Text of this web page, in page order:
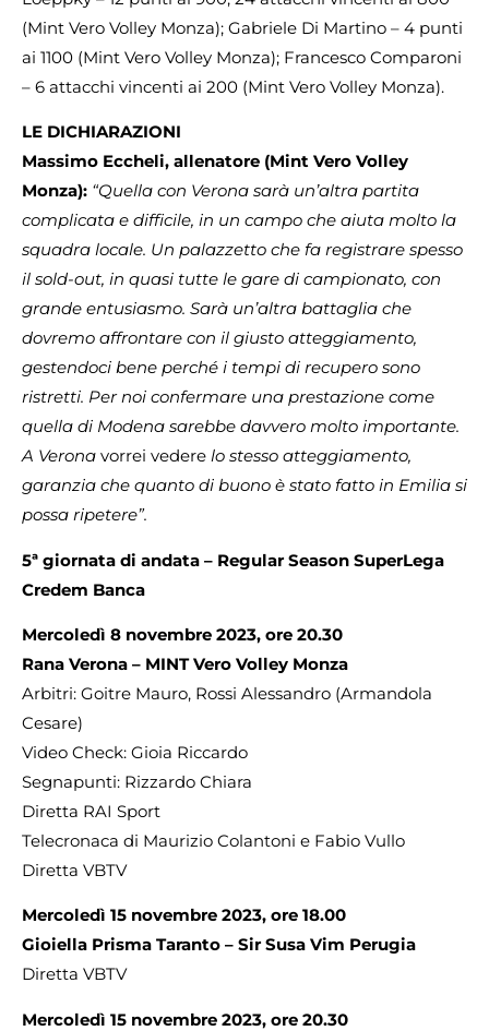
(Mint Vero Volley Monza); Gabriele Di Martino – 4 punti
ai 1100 (Mint Vero Volley Monza); Francesco Comparoni
– 6 attacchi vincenti ai 200 (Mint Vero Volley Monza).
LE DICHIARAZIONI
Massimo Eccheli, allenatore (Mint Vero Volley
Monza): “Quella con Verona sarà un’altra partita
complicata e difficile, in un campo che aiuta molto la
squadra locale. Un palazzetto che fa registrare spesso
il sold-out, in quasi tutte le gare di campionato, con
grande entusiasmo. Sarà un’altra battaglia che
dovremo affrontare con il giusto atteggiamento,
gestendoci bene perché i tempi di recupero sono
ristretti. Per noi confermare una prestazione come
quella di Modena sarebbe davvero molto importante.
A Verona vorrei vedere lo stesso atteggiamento,
garanzia che quanto di buono è stato fatto in Emilia si
possa ripetere”.
5ª giornata di andata – Regular Season SuperLega
Credem Banca
Mercoledì 8 novembre 2023, ore 20.30
Rana Verona – MINT Vero Volley Monza
Arbitri: Goitre Mauro, Rossi Alessandro (Armandola
Cesare)
Video Check: Gioia Riccardo
Segnapunti: Rizzardo Chiara
Diretta RAI Sport
Telecronaca di Maurizio Colantoni e Fabio Vullo
Diretta VBTV
Mercoledì 15 novembre 2023, ore 18.00
Gioiella Prisma Taranto – Sir Susa Vim Perugia
Diretta VBTV
Mercoledì 15 novembre 2023, ore 20.30